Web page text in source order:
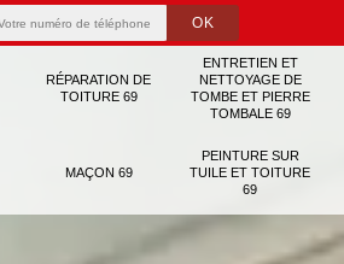
RÉPARATION DE
TOITURE 69
ENTRETIEN ET
NETTOYAGE DE
TOMBE ET PIERRE
TOMBALE 69
MAÇON 69
PEINTURE SUR
TUILE ET TOITURE
69